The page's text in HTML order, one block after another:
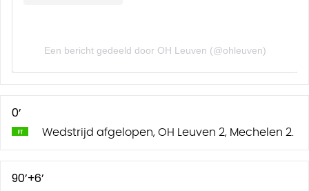
Een bericht gedeeld door OH Leuven (@ohleuven)
0’
Wedstrijd afgelopen, OH Leuven 2, Mechelen 2.
90’+6’